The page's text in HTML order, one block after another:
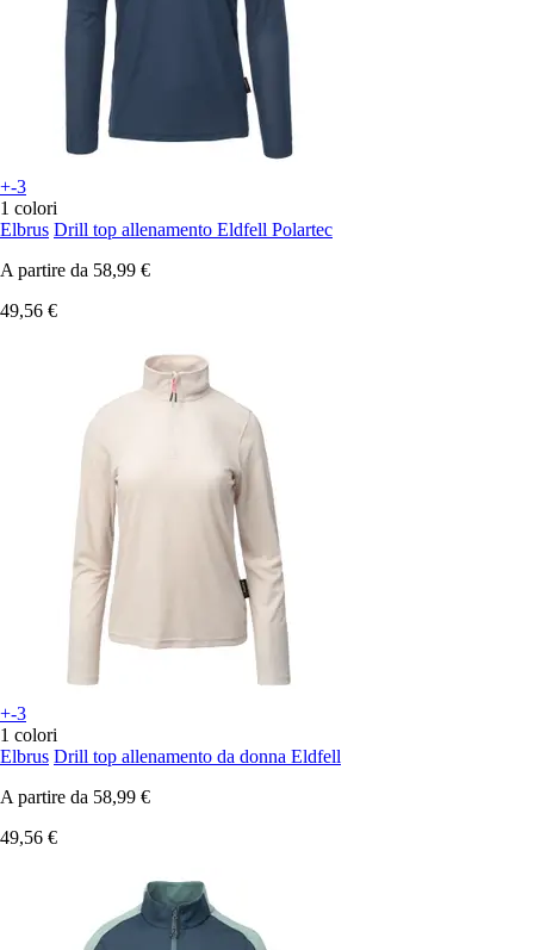
+-3
1 colori
Elbrus Drill top allenamento Eldfell Polartec
A partire da 58,99 €
49,56 €
+-3
1 colori
Elbrus Drill top allenamento da donna Eldfell
A partire da 58,99 €
49,56 €